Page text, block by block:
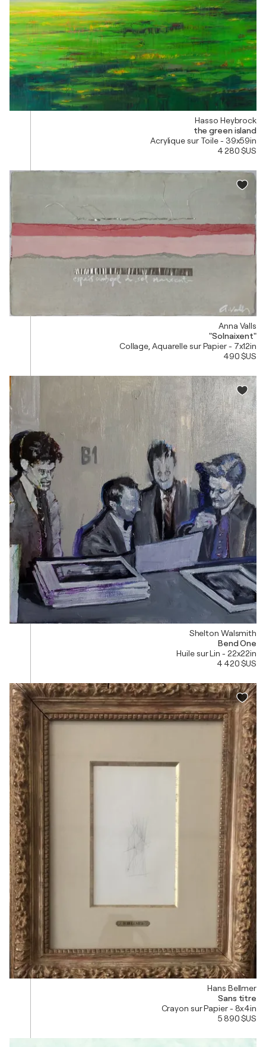
Hasso Heybrock
the green island
Acrylique sur Toile - 39x59in
4 280 $US
Anna Valls
"Solnaixent"
Collage, Aquarelle sur Papier - 7x12in
490 $US
Shelton Walsmith
Bend One
Huile sur Lin - 22x22in
4 420 $US
Hans Bellmer
Sans titre
Crayon sur Papier - 8x4in
5 890 $US